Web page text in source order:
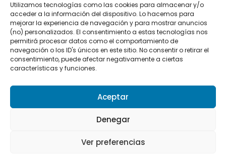
Utilizamos tecnologías como las cookies para almacenar y/o
acceder a la información del dispositivo. Lo hacemos para
mejorar la experiencia de navegación y para mostrar anuncios
(no) personalizados. El consentimiento a estas tecnologías nos
permitirá procesar datos como el comportamiento de
navegación o los ID's únicos en este sitio. No consentir o retirar el
consentimiento, puede afectar negativamente a ciertas
características y funciones.
Aceptar
Denegar
Ver preferencias
+34 662 342 177
info@vkssport.com
SÍGUENOS
Política de privacidad
Política de cookies
Todos los derechos resevados.